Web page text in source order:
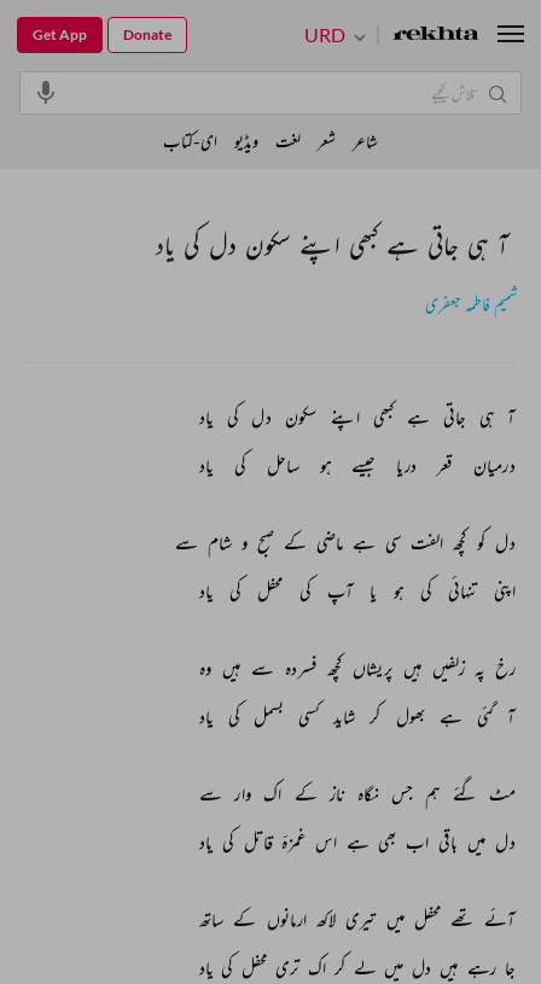
آ ہی جاتی ہے کبھی اپنے سکون دل کی یاد
شمیم فاطمہ جعفری
آ ہی جاتی ہے کبھی اپنے سکون دل کی یاد
درمیان
قعر دریا جیسے ہو ساحل کی یاد
دل کو کچھ الفت سی ہے ماضی کے صبح و شام سے
اپنی
تنہائی کی ہو یا آپ کی محفل کی یاد
رخ پہ زلفیں ہیں پریشاں کچھ فسردہ سے ہیں وہ
آ گئی ہے بھول کر شاید کسی بسمل کی یاد
مٹ گئے ہم جس نگاہ ناز کے اک وار سے
دل میں باقی اب بھی ہے اس غمزۂ قاتل کی یاد
آئے تھے محفل میں تیری لاکھ ارمانوں کے ساتھ
جا رہے ہیں دل میں لے کر اک تری محفل کی یاد
URD
Get App Donate
شاعر شعر لغت ویڈیو ای-کتاب